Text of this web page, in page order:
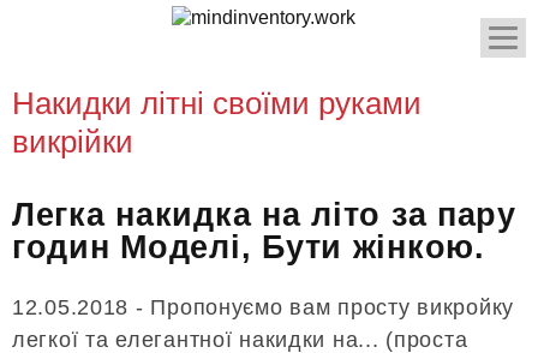
Накидки літні своїми руками
викрійки
Легка накидка на літо за пару
годин Моделі, Бути жінкою.
12.05.2018 - Пропонуємо вам просту викройку
легкої та елегантної накидки на... (проста